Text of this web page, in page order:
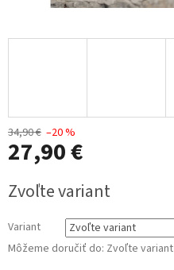
34,90 € –20 %
27,90 €
cena:
Zvoľte variant
Variant
Môžeme doručiť do: Zvoľte variant